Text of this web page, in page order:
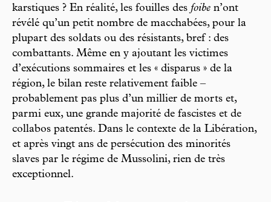
karstiques ? En réalité, les fouilles des foibe n’ont
révélé qu’un petit nombre de macchabées, pour la
plupart des soldats ou des résistants, bref : des
combattants. Même en y ajoutant les victimes
d’exécutions sommaires et les « disparus » de la
région, le bilan reste relativement faible –
probablement pas plus d’un millier de morts et,
parmi eux, une grande majorité de fascistes et de
collabos patentés. Dans le contexte de la Libération,
et après vingt ans de persécution des minorités
slaves par le régime de Mussolini, rien de très
exceptionnel.